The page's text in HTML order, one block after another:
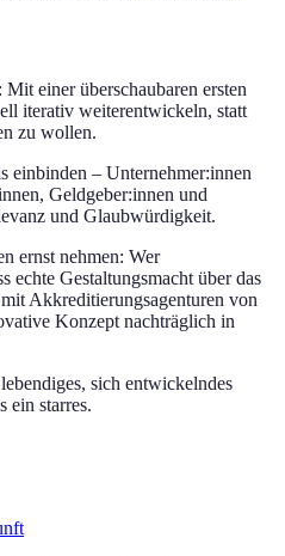
einer überschaubaren ersten
iterativ weiterentwickeln, statt
zu wollen.
einbinden – Unternehmer:innen
Geldgeber:innen und
und Glaubwürdigkeit.
ernst nehmen: Wer
echte Gestaltungsmacht über das
Akkreditierungsagenturen von
Konzept nachträglich in
sich entwickelndes
ein starres.